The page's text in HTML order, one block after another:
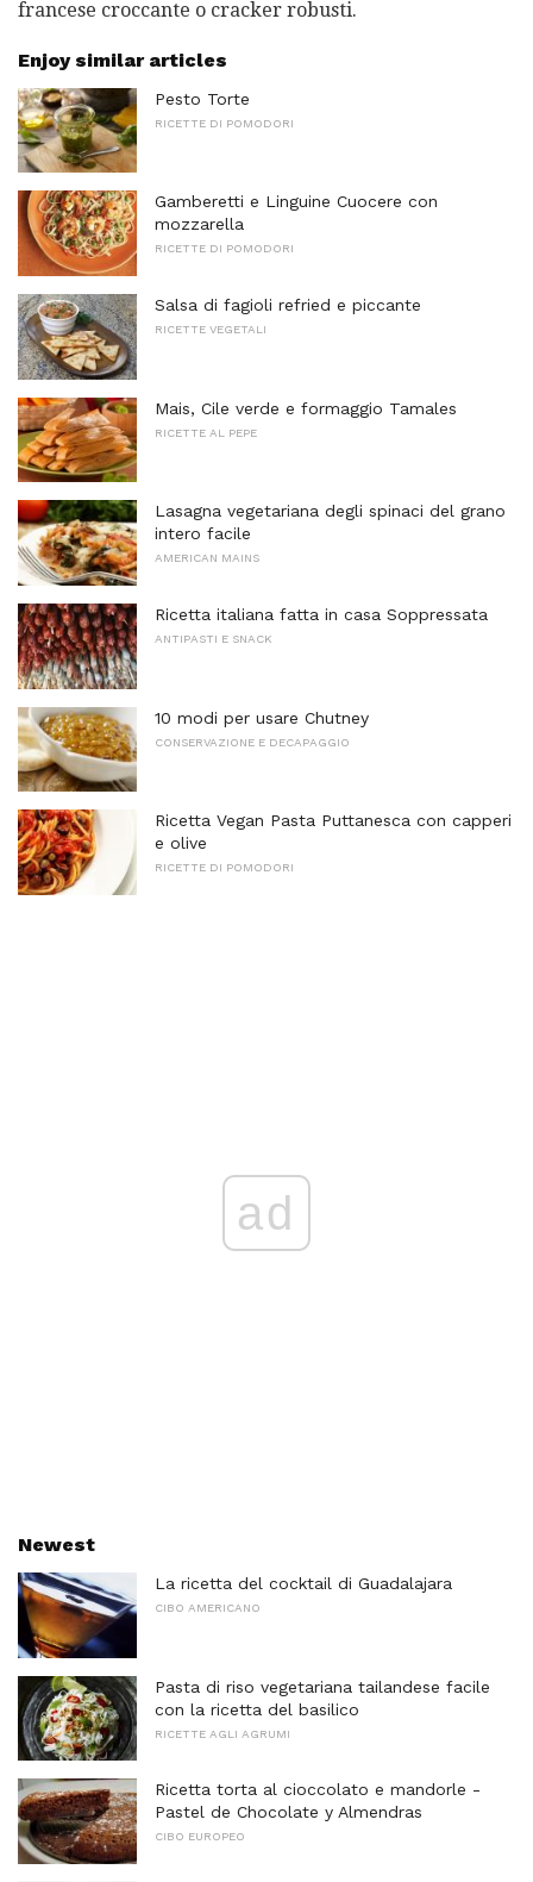
francese croccante o cracker robusti.
Enjoy similar articles
Pesto Torte
RICETTE DI POMODORI
Gamberetti e Linguine Cuocere con
mozzarella
RICETTE DI POMODORI
Salsa di fagioli refried e piccante
RICETTE VEGETALI
Mais, Cile verde e formaggio Tamales
RICETTE AL PEPE
Lasagna vegetariana degli spinaci del grano
intero facile
AMERICAN MAINS
Ricetta italiana fatta in casa Soppressata
ANTIPASTI E SNACK
10 modi per usare Chutney
CONSERVAZIONE E DECAPAGGIO
Ricetta Vegan Pasta Puttanesca con capperi
e olive
RICETTE DI POMODORI
ad
Newest
La ricetta del cocktail di Guadalajara
CIBO AMERICANO
Pasta di riso vegetariana tailandese facile
con la ricetta del basilico
RICETTE AGLI AGRUMI
Ricetta torta al cioccolato e mandorle -
Pastel de Chocolate y Almendras
CIBO EUROPEO